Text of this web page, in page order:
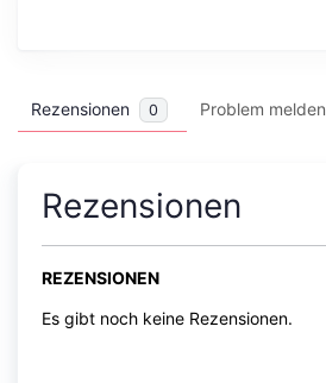
Rezensionen 0 Problem melden
Rezensionen
REZENSIONEN
Es gibt noch keine Rezensionen.